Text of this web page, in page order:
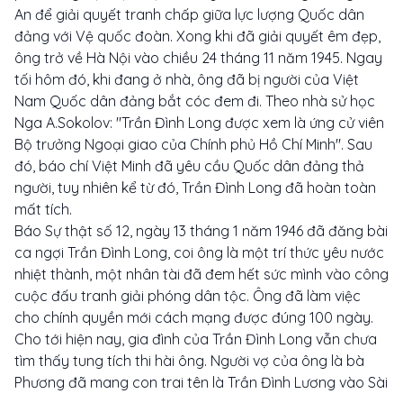
An để giải quyết tranh chấp giữa lực lượng Quốc dân
đảng với Vệ quốc đoàn. Xong khi đã giải quyết êm đẹp,
ông trở về Hà Nội vào chiều 24 tháng 11 năm 1945. Ngay
tối hôm đó, khi đang ở nhà, ông đã bị người của Việt
Nam Quốc dân đảng bắt cóc đem đi. Theo nhà sử học
Nga A.Sokolov: "Trần Đình Long được xem là ứng cử viên
Bộ trưởng Ngoại giao của Chính phủ Hồ Chí Minh". Sau
đó, báo chí Việt Minh đã yêu cầu Quốc dân đảng thả
người, tuy nhiên kể từ đó, Trần Đình Long đã hoàn toàn
mất tích.
Báo Sự thật số 12, ngày 13 tháng 1 năm 1946 đã đăng bài
ca ngợi Trần Đình Long, coi ông là một trí thức yêu nước
nhiệt thành, một nhân tài đã đem hết sức mình vào công
cuộc đấu tranh giải phóng dân tộc. Ông đã làm việc
cho chính quyền mới cách mạng được đúng 100 ngày.
Cho tới hiện nay, gia đình của Trần Đình Long vẫn chưa
tìm thấy tung tích thi hài ông. Người vợ của ông là bà
Phương đã mang con trai tên là Trần Đình Lương vào Sài